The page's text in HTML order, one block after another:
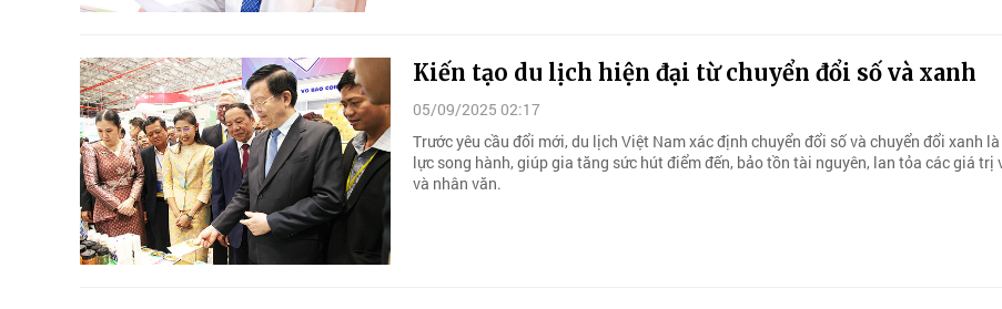
Kiến tạo du lịch hiện đại từ chuyển đổi số và xanh
05/09/2025 02:17
Trước yêu cầu đổi mới, du lịch Việt Nam xác định chuyển đổi số và chuyển đổi xanh
lực song hành, giúp gia tăng sức hút điểm đến, bảo tồn tài nguyên, lan tỏa các giá trị
và nhân văn.